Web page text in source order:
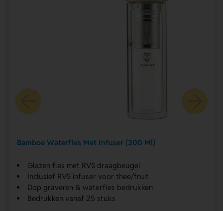
Bamboe Waterfles Met Infuser (300 Ml)
Glazen fles met RVS draagbeugel
Inclusief RVS infuser voor thee/fruit
Dop graveren & waterfles bedrukken
Bedrukken vanaf 25 stuks